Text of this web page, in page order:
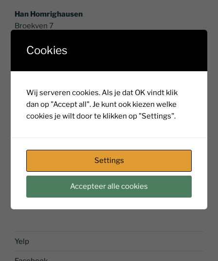
Han Homrighausen
Broekven 7
han@homrighausen.nl
BEHEER STAMBOOM HOMRI(N)GHAUSEN
Martin Homrighausen
Yelp
Cookies
Wij serveren cookies. Als je dat OK vindt klik
dan op "Accept all". Je kunt ook kiezen welke
cookies je wilt door te klikken op "Settings".
Settings
Accepteer alle cookies